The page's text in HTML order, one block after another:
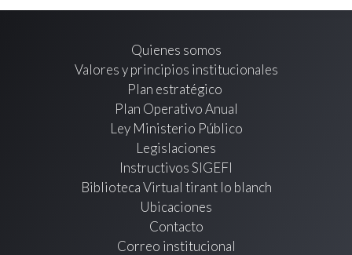
Quienes somos
Valores y principios institucionales
Plan estratégico
Plan Operativo Anual
Ley Ministerio Público
Legislaciones
Instructivos SIGEFI
Biblioteca Virtual tirant lo blanch
Ubicaciones
Contacto
Correo institucional